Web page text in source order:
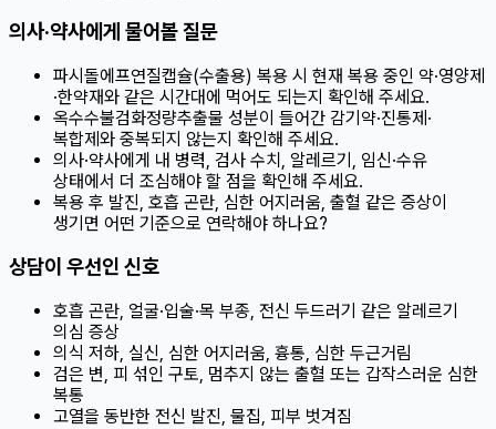
의사·약사에게 물어볼 질문
파시돌에프연질캡슐(수출용) 복용 시 현재 복용 중인 약·영양제
·한약재와 같은 시간대에 먹어도 되는지 확인해 주세요.
옥수수불검화정량추출물 성분이 들어간 감기약·진통제·
복합제와 중복되지 않는지 확인해 주세요.
의사·약사에게 내 병력, 검사 수치, 알레르기, 임신·수유
상태에서 더 조심해야 할 점을 확인해 주세요.
복용 후 발진, 호흡 곤란, 심한 어지러움, 출혈 같은 증상이
생기면 어떤 기준으로 연락해야 하나요?
상담이 우선인 신호
호흡 곤란, 얼굴·입술·목 부종, 전신 두드러기 같은 알레르기
의심 증상
의식 저하, 실신, 심한 어지러움, 흉통, 심한 두근거림
검은 변, 피 섞인 구토, 멈추지 않는 출혈 또는 갑작스러운 심한
복통
고열을 동반한 전신 발진, 물집, 피부 벗겨짐